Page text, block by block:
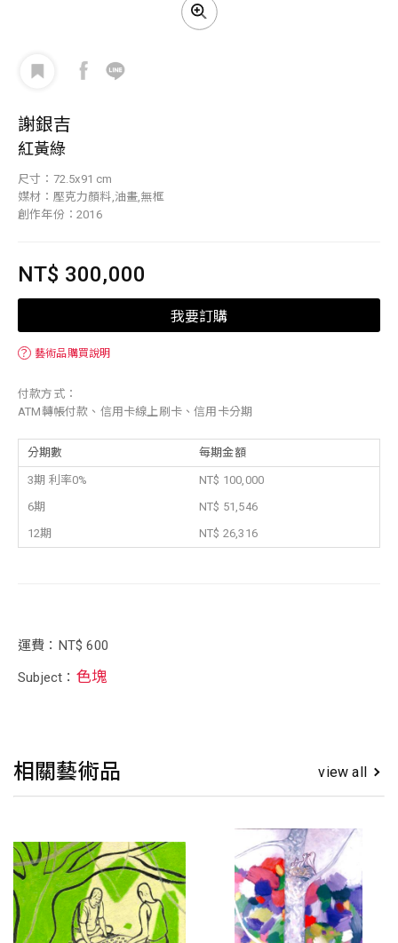
謝銀吉
紅黃綠
尺寸：72.5x91 cm
媒材：壓克力顏料,油畫,無框
創作年份：2016
NT$ 300,000
我要訂購
？ 藝術品購買說明
付款方式：
ATM轉帳付款、信用卡線上刷卡、信用卡分期
分期數 每期金額
3期 利率0%
NT$ 100,000
6期
NT$ 51,546
12期
NT$ 26,316
運費：NT$ 600
Subject： 色塊
相關藝術品 view all